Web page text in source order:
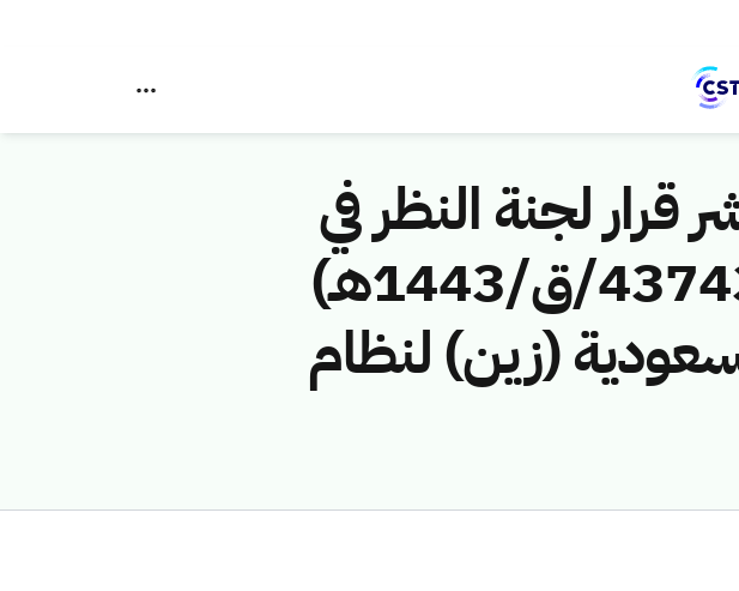
قرار لجنة النظر في
مخالفات نظام الاتصالات رقم (4374357/ق/1443هـ)
(زين) لنظام